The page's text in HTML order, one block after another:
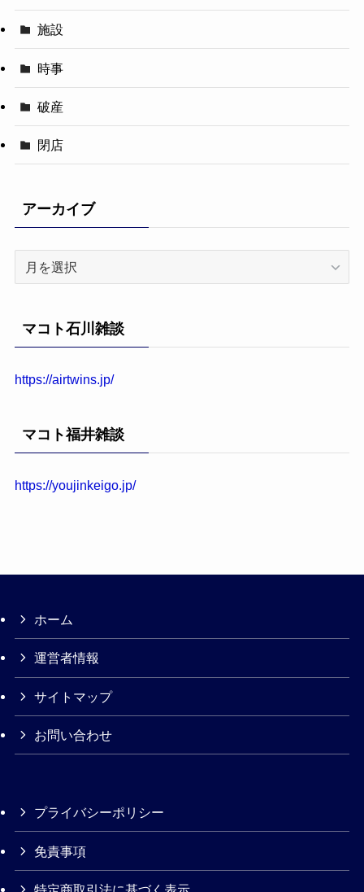
施設
時事
破産
閉店
アーカイブ
マコト石川雑談
https://airtwins.jp/
マコト福井雑談
https://youjinkeigo.jp/
ホーム
運営者情報
サイトマップ
お問い合わせ
プライバシーポリシー
免責事項